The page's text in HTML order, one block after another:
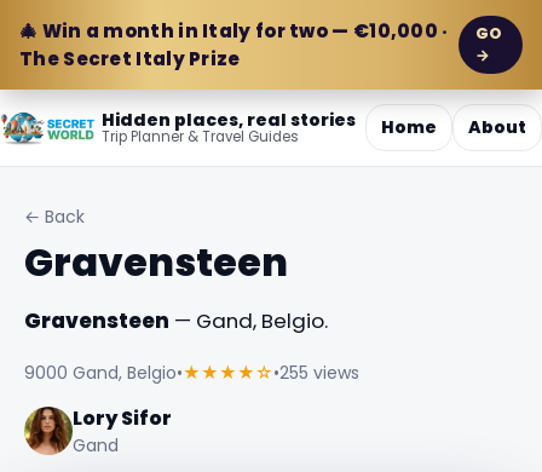
🎄 Win a month in Italy for two — €10,000 ·
The Secret Italy Prize
GO
→
Hidden places, real stories
Trip Planner & Travel Guides Home About
← Back
Gravensteen
Gravensteen — Gand, Belgio.
9000 Gand, Belgio•★★★★☆•255 views
Lory Sifor
Gand